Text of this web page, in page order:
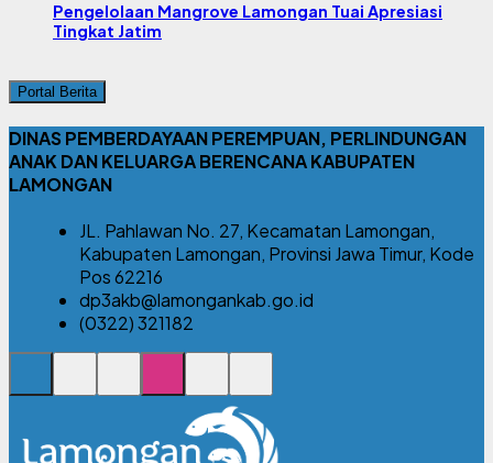
Pengelolaan Mangrove Lamongan Tuai Apresiasi
Tingkat Jatim
Portal Berita
DINAS PEMBERDAYAAN PEREMPUAN, PERLINDUNGAN
ANAK DAN KELUARGA BERENCANA KABUPATEN
LAMONGAN
JL. Pahlawan No. 27, Kecamatan Lamongan,
Kabupaten Lamongan, Provinsi Jawa Timur, Kode
Pos 62216
dp3akb@lamongankab.go.id
(0322) 321182